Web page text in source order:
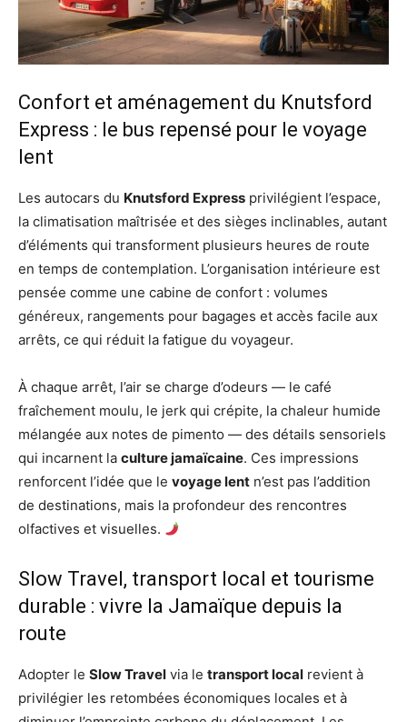
Confort et aménagement du Knutsford
Express : le bus repensé pour le voyage
lent
Les autocars du Knutsford Express privilégient l’espace,
la climatisation maîtrisée et des sièges inclinables, autant
d’éléments qui transforment plusieurs heures de route
en temps de contemplation. L’organisation intérieure est
pensée comme une cabine de confort : volumes
généreux, rangements pour bagages et accès facile aux
arrêts, ce qui réduit la fatigue du voyageur.
À chaque arrêt, l’air se charge d’odeurs — le café
fraîchement moulu, le jerk qui crépite, la chaleur humide
mélangée aux notes de pimento — des détails sensoriels
qui incarnent la culture jamaïcaine. Ces impressions
renforcent l’idée que le voyage lent n’est pas l’addition
de destinations, mais la profondeur des rencontres
olfactives et visuelles.
Slow Travel, transport local et tourisme
durable : vivre la Jamaïque depuis la
route
Adopter le Slow Travel via le transport local revient à
privilégier les retombées économiques locales et à